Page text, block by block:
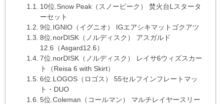
10位.Snow Peak（スノーピーク） 焚火台Lスタータ
ーセット
9位.IGNIO（イグニオ） IGエアシキマットゴクアツ
8位.norDISK（ノルディスク） アスガルド
12.6（Asgard12.6）
7位.norDISK（ノルディスク） レイサ6ウィズスカー
ト（Reisa 6 with Skirt）
6位.LOGOS（ロゴス） 55セルフインフレートマッ
ト・DUO
5位.Coleman（コールマン） マルチレイヤースリー